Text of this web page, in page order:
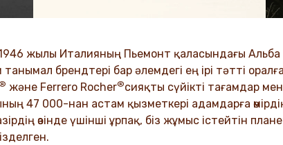
DISCOVER MORE
1946 жылы Италияның Пьемонт қаласындағы
брендтері бар әлемдегі ең ірі тәтті
және Ferrero Rocher®сияқты сүйікті тағамдар
47 000-нан астам қызметкері адамдарға
өзінде үшінші ұрпақ, біз жұмыс істейтін